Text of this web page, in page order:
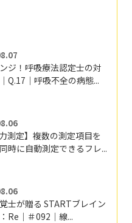
ジ！呼吸療法認定士の対
Q.17｜呼吸不全の病態...
力測定】複数の測定項目を
時に自動測定できるフレ...
士が贈る STARTブレイン
Re｜＃092｜線...